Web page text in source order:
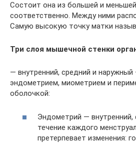
Состоит она из большей и
соответственно. Между ними
Самую высокую точку матки
Три слоя мышечной стенки
— внутренний, средний и
эндометрием, миометрием и
оболочкой:
Эндометрий — внутренний,
течение каждого
претерпевает изменения: